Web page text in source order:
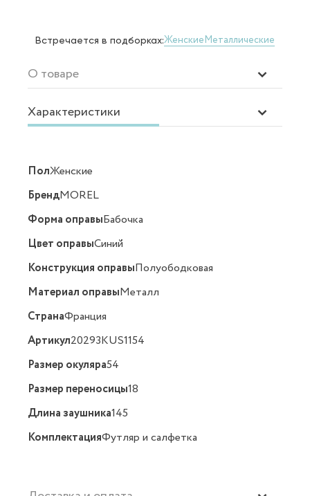
Встречается в подборках:ЖенскиеМеталлические
О товаре
Характеристики
ПолЖенские
БрендMOREL
Форма оправыБабочка
Цвет оправыСиний
Конструкция оправыПолуободковая
Материал оправыМеталл
СтранаФранция
Артикул20293KUS1154
Размер окуляра54
Размер переносицы18
Длина заушника145
КомплектацияФутляр и салфетка